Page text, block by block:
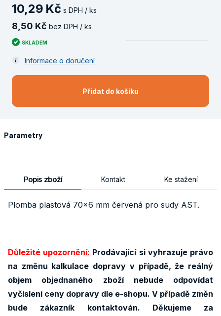
10,29 Kč s DPH / ks
8 50 Kč bez DPH / ks
SKLADEM
Informace o doručení
Přidat do košíku
Parametry
Popis zboží Kontakt Ke stažení
Plomba plastová 70x6 mm červená pro sudy AST.
Důležité upozornění: Prodávající si vyhrazuje právo
na změnu kalkulace dopravy v případě, že reálný
objem objednaného zboží nebude odpovídat
vyčíslení ceny dopravy dle e-shopu. V případě změn
bude zákazník kontaktován. Děkujeme za